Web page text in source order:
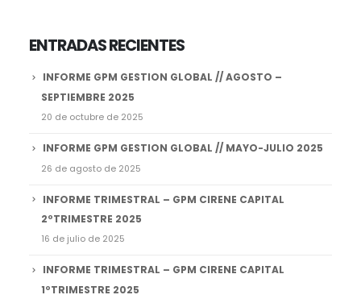
ENTRADAS RECIENTES
INFORME GPM GESTION GLOBAL // AGOSTO –
SEPTIEMBRE 2025
20 de octubre de 2025
INFORME GPM GESTION GLOBAL // MAYO-JULIO 2025
26 de agosto de 2025
INFORME TRIMESTRAL – GPM CIRENE CAPITAL
2ºTRIMESTRE 2025
16 de julio de 2025
INFORME TRIMESTRAL – GPM CIRENE CAPITAL
1ºTRIMESTRE 2025